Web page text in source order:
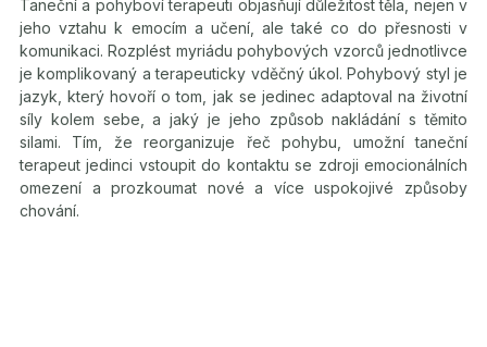
Taneční a pohyboví terapeuti objasňují důležitost těla, nejen v
jeho vztahu k emocím a učení, ale také co do přesnosti v
komunikaci. Rozplést myriádu pohybových vzorců jednotlivce
je komplikovaný a terapeuticky vděčný úkol. Pohybový styl je
jazyk, který hovoří o tom, jak se jedinec adaptoval na životní
síly kolem sebe, a jaký je jeho způsob nakládání s těmito
silami. Tím, že reorganizuje řeč pohybu, umožní taneční
terapeut jedinci vstoupit do kontaktu se zdroji emocionálních
omezení a prozkoumat nové a více uspokojivé způsoby
chování.